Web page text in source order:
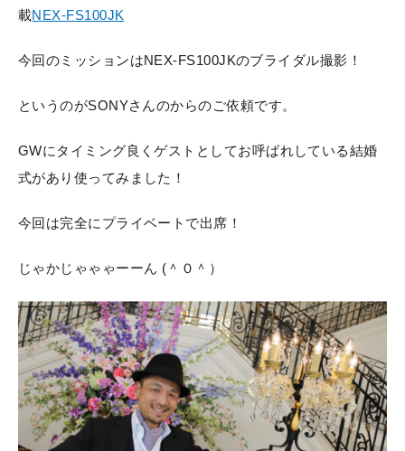
載NEX-FS100JK
今回のミッションはNEX-FS100JKのブライダル撮影！
というのがSONYさんのからのご依頼です。
GWにタイミング良くゲストとしてお呼ばれしている結婚
式があり使ってみました！
今回は完全にプライベートで出席！
じゃかじゃゃゃーーん (＾０＾）